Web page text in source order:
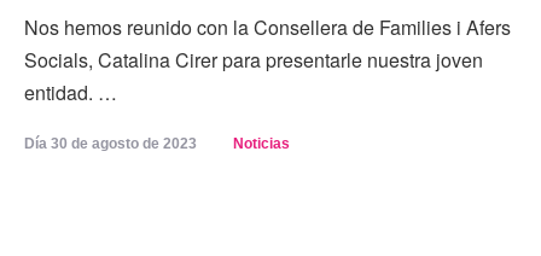
Nos hemos reunido con la Consellera de Families i Afers
Socials, Catalina Cirer para presentarle nuestra joven
entidad. …
Día 30 de agosto de 2023 Noticias